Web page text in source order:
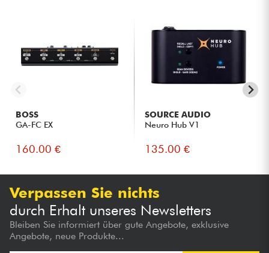
BOSS
GA-FC EX
160.00 €
SOURCE AUDIO
Neuro Hub V1
135.00 €
Verpassen Sie nichts
durch Erhalt unseres Newsletters
Bleiben Sie informiert über gute Angebote, exklusive
Angebote, neue Produkte...